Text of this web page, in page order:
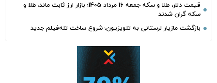
قیمت دلار، طلا و سکه جمعه 16 مرداد 1405؛ بازار ارز ثابت ماند، طلا و
سکه گران شدند
بازگشت مازیار لرستانی به تلویزیون؛ شروع ساخت تله‌فیلم جدید